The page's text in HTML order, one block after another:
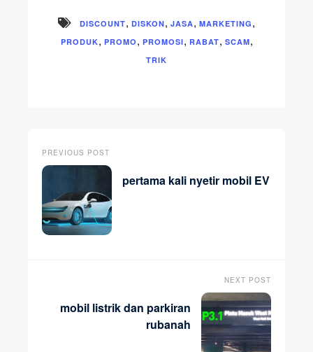
DISCOUNT, DISKON, JASA, MARKETING ,
PRODUK, PROMO , PROMOSI, RABAT, SCAM,
TRIK
PREVIOUS POST
pertama kali nyetir mobil EV
NEXT POST
mobil listrik dan parkiran
rubanah